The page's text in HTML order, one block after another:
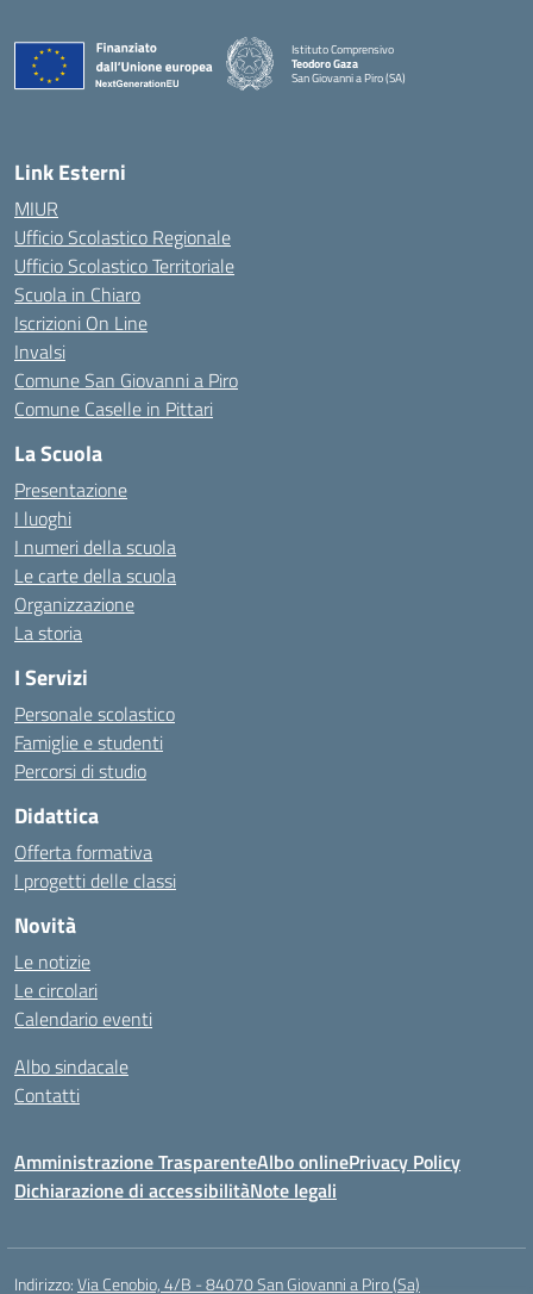
Istituto Comprensivo
Teodoro Gaza
San Giovanni a Piro (SA)
Link Esterni
MIUR
Ufficio Scolastico Regionale
Ufficio Scolastico Territoriale
Scuola in Chiaro
Iscrizioni On Line
Invalsi
Comune San Giovanni a Piro
Comune Caselle in Pittari
La Scuola
Presentazione
I luoghi
I numeri della scuola
Le carte della scuola
Organizzazione
La storia
I Servizi
Personale scolastico
Famiglie e studenti
Percorsi di studio
Didattica
Offerta formativa
I progetti delle classi
Novità
Le notizie
Le circolari
Calendario eventi
Albo sindacale
Contatti
Amministrazione TrasparenteAlbo onlinePrivacy Policy
Dichiarazione di accessibilitàNote legali
Indirizzo:Via Cenobio, 4/B - 84070 San Giovanni a Piro (Sa)